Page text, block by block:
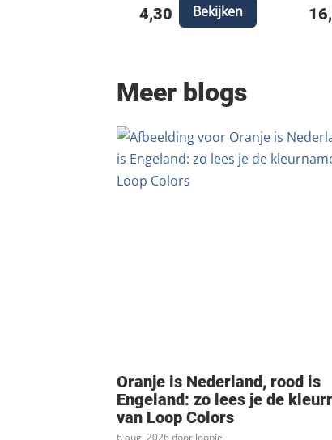
4,30 Bekijken
Meer blogs
Oranje is Nederland, rood is
Engeland: zo lees je de
van Loop Colors
6 aug. 2026 door Joopie